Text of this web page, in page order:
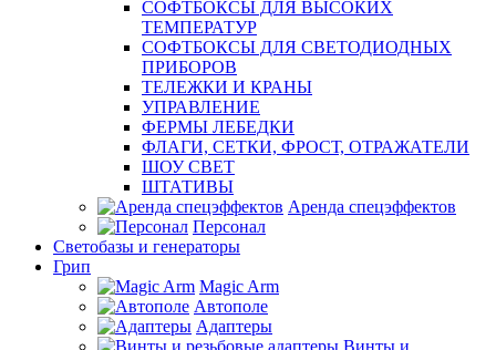
СОФТБОКСЫ ДЛЯ ВЫСОКИХ
ТЕМПЕРАТУР
СОФТБОКСЫ ДЛЯ СВЕТОДИОДНЫХ
ПРИБОРОВ
ТЕЛЕЖКИ И КРАНЫ
УПРАВЛЕНИЕ
ФЕРМЫ ЛЕБЕДКИ
ФЛАГИ, СЕТКИ, ФРОСТ, ОТРАЖАТЕЛИ
ШОУ СВЕТ
ШТАТИВЫ
Аренда спецэффектов
Персонал
Светобазы и генераторы
Грип
Magic Arm
Автополе
Адаптеры
Винты и